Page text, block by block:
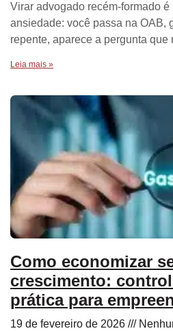
Virar advogado recém-formado
ansiedade: você passa na OAB,
repente, aparece a pergunta que
Leia mais »
Como economizar
crescimento:
prática para
19 de fevereiro de 2026